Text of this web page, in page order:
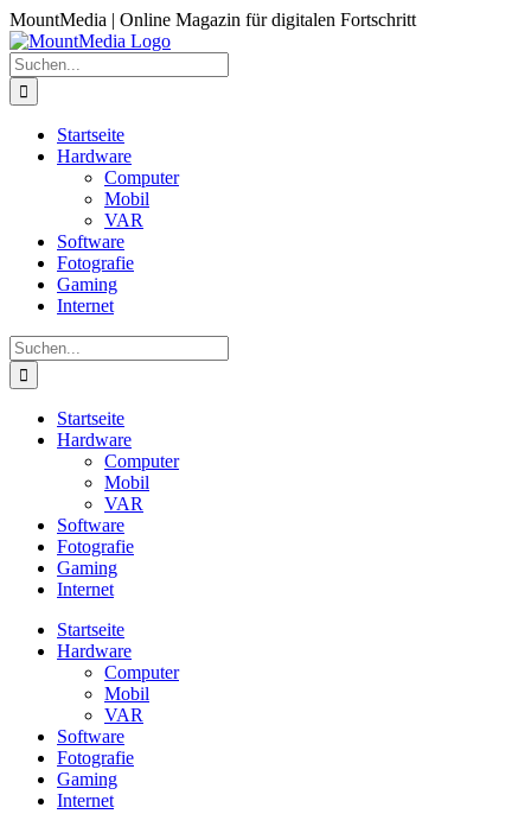
Zum
Inhalt
springen
MountMedia | Online Magazin für digitalen Fortschritt
Suche
nach:
Startseite
Hardware
Computer
Mobil
VAR
Software
Fotografie
Gaming
Internet
Suche
nach:
Startseite
Hardware
Computer
Mobil
VAR
Software
Fotografie
Gaming
Internet
Startseite
Hardware
Computer
Mobil
VAR
Software
Fotografie
Gaming
Internet